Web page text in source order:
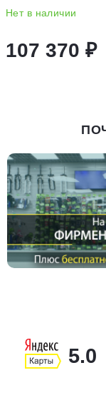
Нет в наличии
107 370 ₽
5.0